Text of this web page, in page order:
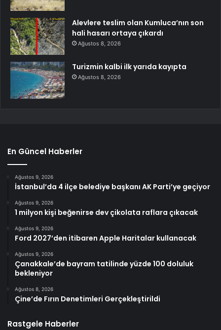
Alevlere teslim olan Kumluca’nın son
hali hasarı ortaya çıkardı
Ağustos 8, 2026
Turizmin kalbi ilk yarıda kayıpta
Ağustos 8, 2026
En Güncel Haberler
Ağustos 9, 2026
İstanbul’da 4 ilçe belediye başkanı AK Parti’ye geçiyor
Ağustos 9, 2026
1 milyon kişi beğenirse dev çikolata raflara çıkacak
Ağustos 9, 2026
Ford 2027’den itibaren Apple Haritalar kullanacak
Ağustos 9, 2026
Çanakkale’de bayram tatilinde yüzde 100 doluluk
bekleniyor
Ağustos 8, 2026
Çine’de Fırın Denetimleri Gerçekleştirildi
Rastgele Haberler